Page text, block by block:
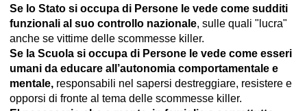
Se lo Stato si occupa di Persone le vede come sudditi
funzionali al suo controllo nazionale, sulle quali "lucra"
anche se vittime delle scommesse killer.
Se la Scuola si occupa di Persone le vede come esseri
umani da educare all’autonomia comportamentale e
mentale, responsabili nel sapersi destreggiare, resistere e
opporsi di fronte al tema delle scommesse killer.